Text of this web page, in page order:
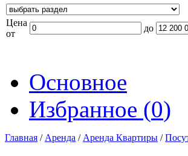
Цена
от
до
Основное
Избранное (0)
Главная / Аренда / Аренда Квартиры /